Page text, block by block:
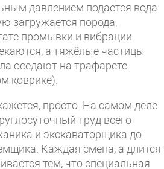
давлением подаётся вода.
загружается порода,
промывки и вибрации
а тяжёлые частицы
оседают на трафарете
коврике).
просто. На самом деле
труд всего
и экскаваторщика до
Каждая смена, а длится
тем, что специальная